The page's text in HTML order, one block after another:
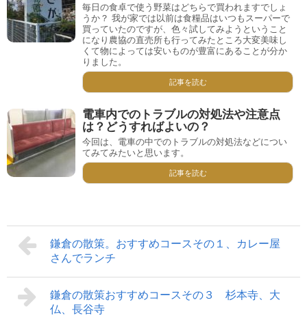
毎日の食卓で使う野菜はどちらで買われますでしょ
うか？ 我が家では以前は食糧品はいつもスーパーで
買っていたのですが、色々試してみようということ
になり農協の直売所も行ってみたところ大変美味し
くて物によっては安いものが豊富にあることが分か
りました。
記事を読む
電車内でのトラブルの対処法や注意点
は？どうすればよいの？
今回は、電車の中でのトラブルの対処法などについ
てみてみたいと思います。
記事を読む
鎌倉の散策。おすすめコースその１、カレー屋
さんでランチ
鎌倉の散策おすすめコースその３ 杉本寺、大
仏、長谷寺